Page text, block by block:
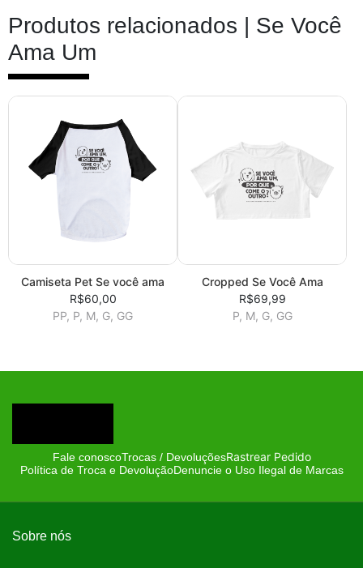
Produtos relacionados | Se Você
Ama Um
Camiseta Pet Se você ama
R$60,00
PP, P, M, G, GG
Cropped Se Você Ama
R$69,99
P, M, G, GG
Fale conoscoTrocas / DevoluçõesRastrear Pedido
Política de Troca e DevoluçãoDenuncie o Uso Ilegal de Marcas
Sobre nós